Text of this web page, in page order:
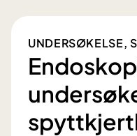
UNDERSØKELSE,